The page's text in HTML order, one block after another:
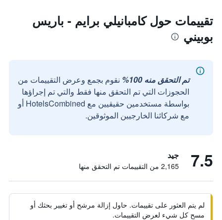
تقييمات حول كامبانيلي برايم - باريس
بوبيني
تم التحقق منه 100%
نقوم بجمع وعرض التقييمات من
الحجوزات التي تم التحقق منها فقط والتي تم إجراؤها
بواسطة مستخدمين حقيقيين مع HotelsCombined أو
مع شركائنا الخارجيين الموثوقين.
7.5 جيد
2,165 من التقييمات تم التحقق منها
لم يتم العثور على تقييمات. حاول إزالة مرشح أو تغيير بحثك أو
مسح كل شيء لعرض التقييمات.